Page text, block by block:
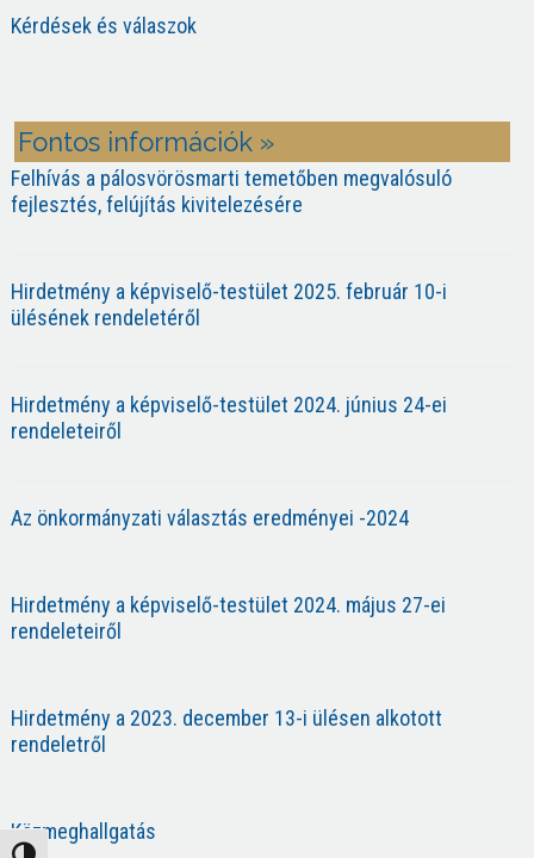
Kérdések és válaszok
Fontos információk »
Felhívás a pálosvörösmarti temetőben megvalósuló
fejlesztés, felújítás kivitelezésére
Hirdetmény a képviselő-testület 2025. február 10-i
ülésének rendeletéről
Hirdetmény a képviselő-testület 2024. június 24-ei
rendeleteiről
Az önkormányzati választás eredményei -2024
Hirdetmény a képviselő-testület 2024. május 27-ei
rendeleteiről
Hirdetmény a 2023. december 13-i ülésen alkotott
rendeletről
Közmeghallgatás